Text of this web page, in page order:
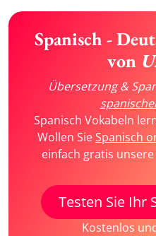
Spanisch -
von
Übersetzung &
Spanisch Vokabeln
Wollen SieSpanisch
einfach gratis
Testen Sie Ihr
Kostenlos